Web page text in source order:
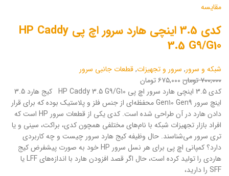
مقایسه
کدی 3.5 اینچی هارد سرور اچ پی HP Caddy
3.5 G9/G10
شبکه و سرور, سرور و تجهیزات,قطعات جانبی سرور
۷۰۰,۰۰۰ تومان
۶۷۵,۰۰۰ تومان
کدی 3.5 اینچی هارد سرور اچ پی HP Caddy 3.5 G9/G10 کیج هارد 3.5
اینچ سرور Gen10 Gen9 محفظه‌ای از جنس فلز و پلاستیک بوده که برای قرار
دادن هارد در آن طراحی شده است. کدی یکی از قطعات سرور HP است که
افراد بازار تجهیزات شبکه با نام‌های مختلفی همچون کدی، براکت، سینی و یا
تری سرور می‌شناسند. حال وظیفه کیج هارد سرور چیست و چه کاربردی
دارد؟ کمپانی اچ پی برای هر نسل سرور HP خود به صورت پیشفرض کیج
هاردی را تولید کرده است، حال اگر قصد افزودن هارد با اندازه‌های LFF یا
SFF را دارید‌،